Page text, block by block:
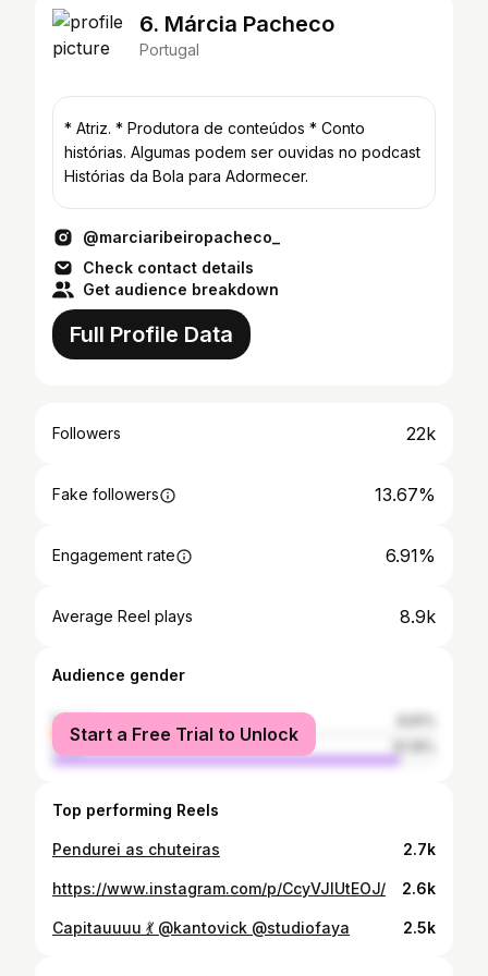
6. Márcia Pacheco
Portugal
* Atriz. * Produtora de conteúdos * Conto
histórias. Algumas podem ser ouvidas no podcast
Histórias da Bola para Adormecer.
@marciaribeiropacheco_
Check contact details
Get audience breakdown
Full Profile Data
Followers 22k
Fake followers 13.67%
Engagement rate 6.91%
Average Reel plays 8.9k
Audience gender
female
male
Start a Free Trial to Unlock
Top performing Reels
Pendurei as chuteiras 2.7k
https://www.instagram.com/p/CcyVJlUtEOJ/ 2.6k
Capitauuuu 💃 @kantovick @studiofaya 2.5k